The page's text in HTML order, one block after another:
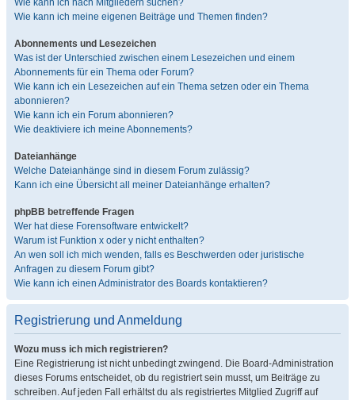
Wie kann ich nach Mitgliedern suchen?
Wie kann ich meine eigenen Beiträge und Themen finden?
Abonnements und Lesezeichen
Was ist der Unterschied zwischen einem Lesezeichen und einem
Abonnements für ein Thema oder Forum?
Wie kann ich ein Lesezeichen auf ein Thema setzen oder ein Thema
abonnieren?
Wie kann ich ein Forum abonnieren?
Wie deaktiviere ich meine Abonnements?
Dateianhänge
Welche Dateianhänge sind in diesem Forum zulässig?
Kann ich eine Übersicht all meiner Dateianhänge erhalten?
phpBB betreffende Fragen
Wer hat diese Forensoftware entwickelt?
Warum ist Funktion x oder y nicht enthalten?
An wen soll ich mich wenden, falls es Beschwerden oder juristische
Anfragen zu diesem Forum gibt?
Wie kann ich einen Administrator des Boards kontaktieren?
Registrierung und Anmeldung
Wozu muss ich mich registrieren?
Eine Registrierung ist nicht unbedingt zwingend. Die Board-Administration
dieses Forums entscheidet, ob du registriert sein musst, um Beiträge zu
schreiben. Auf jeden Fall erhältst du als registriertes Mitglied Zugriff auf